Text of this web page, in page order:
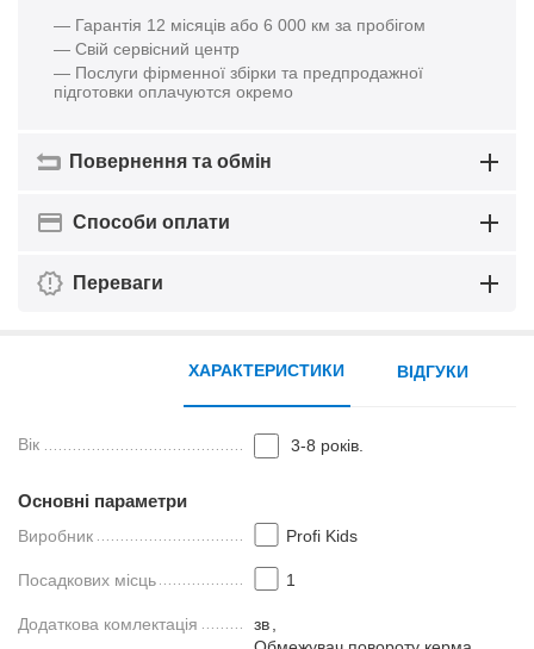
— Гарантія 12 місяців або 6 000 км за пробігом
— Свій сервісний центр
— Послуги фірменної збірки та предпродажної
підготовки оплачуются окремо
Повернення та обмін
Способи оплати
Переваги
ХАРАКТЕРИСТИКИ
Вік 3-8 років.
Основні параметри
Виробник Profi Kids
Посадкових місць 1
Додаткова комлектація зв
ВІДГУКИ